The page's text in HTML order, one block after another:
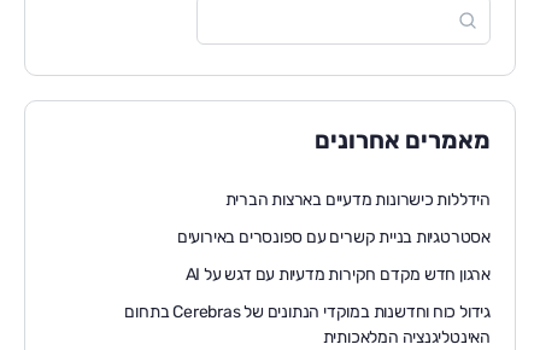
מאמרים אחרונים
הידללות כישרונות מדעיים בארצות הברית
אסטרטגיות בניית קשרים עם ספונסרים באירועים
ארגון חדש מקדם חקירות מדעיות עם דגש על AI
גידול כוח וחדשנות במוקדי הנתונים של Cerebras בתחום
האינטליגנציה המלאכותית